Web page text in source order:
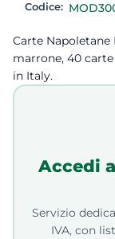
Codice:
Carte Napoletane
marrone, 40
in Italy.
Accedi
Servizio
IVA, con